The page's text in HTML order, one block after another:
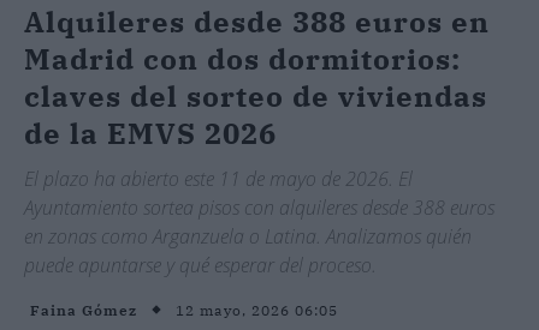
Alquileres desde 388 euros en
Madrid con dos dormitorios:
claves del sorteo de viviendas
de la EMVS 2026
El plazo ha abierto este 11 de mayo de 2026. El
Ayuntamiento sortea pisos con alquileres desde 388 euros
en zonas como Arganzuela o Latina. Analizamos quién
puede apuntarse y qué esperar del proceso.
Faina Gómez 12 mayo, 2026 06:05